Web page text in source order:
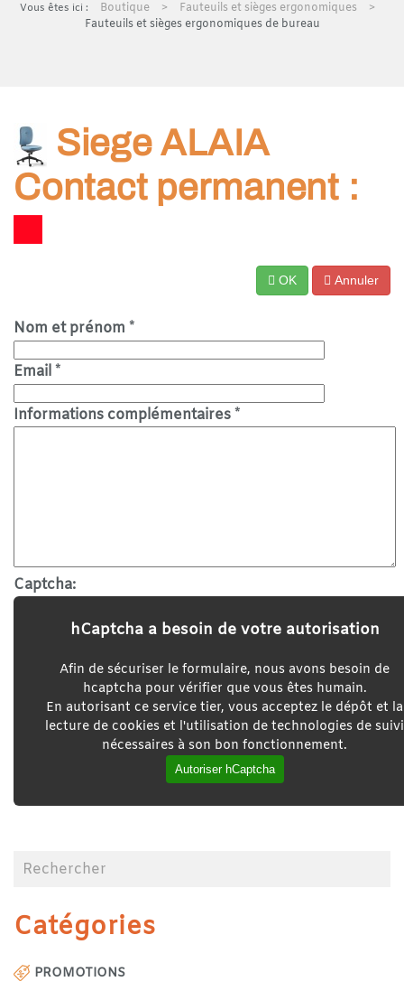
Boutique
Fauteuils et sièges ergonomiques
Fauteuils et sièges ergonomiques de bureau
Siege ALAIA
Contact permanent :
OK Annuler
Nom et prénom *
Email*
Informations complémentaires*
Captcha:
hCaptcha a besoin de votre autorisation
Afin de sécuriser le formulaire, nous avons besoin de
hcaptcha pour vérifier que vous êtes humain.
En autorisant ce service tier, vous acceptez le dépôt et la
lecture de cookies et l'utilisation de technologies de suivi
nécessaires à son bon fonctionnement.
Autoriser hCaptcha
Catégories
PROMOTIONS